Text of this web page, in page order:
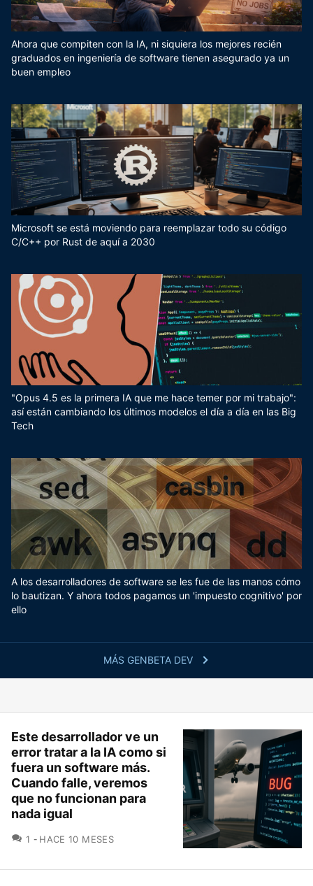
MÁS GENBETA DEV
Ahora que compiten con la IA, ni siquiera los mejores recién
graduados en ingeniería de software tienen asegurado ya un
buen empleo
Microsoft se está moviendo para reemplazar todo su código
C/C++ por Rust de aquí a 2030
"Opus 4.5 es la primera IA que me hace temer por mi trabajo":
así están cambiando los últimos modelos el día a día en las Big
Tech
A los desarrolladores de software se les fue de las manos cómo
lo bautizan. Y ahora todos pagamos un 'impuesto cognitivo' por
ello
Este desarrollador ve un
error tratar a la IA como si
fuera un software más.
Cuando falle, veremos
que no funcionan para
nada igual
1 COMENTARIOS
HACE 10 MESES